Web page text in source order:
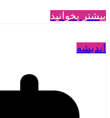
بیشتر بخوانید
اندیشه